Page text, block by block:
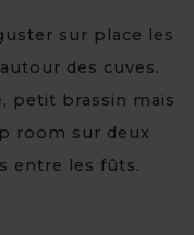
sur place les
des cuves.
petit brassin mais
room sur deux
entre les fûts.